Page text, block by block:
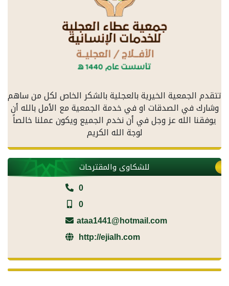
تتقدم الجمعية الخيرية بالعجلية بالشكر الخاص لكل من ساهم
وشارك في الصدقات او في خدمة الجمعية مع الأمل بالله أن
يوفقنا الله عز وجل في أن نخدم الجميع ويكون عملنا خالصاً
لوجة الله الكريم
للشكاوى والمقترحات
0
0
ataa1441@hotmail.com
http://ejialh.com